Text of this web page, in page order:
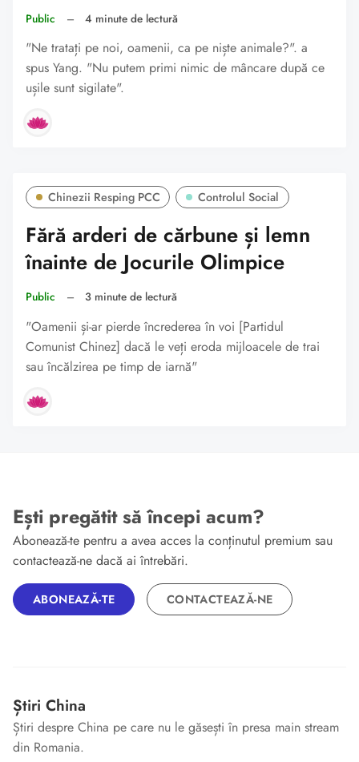
Public – 4 minute de lectură
"Ne tratați pe noi, oamenii, ca pe niște animale?". a
spus Yang. "Nu putem primi nimic de mâncare după ce
ușile sunt sigilate".
Chinezii Resping PCC Controlul Social
Fără arderi de cărbune și lemn
înainte de Jocurile Olimpice
Public – 3 minute de lectură
"Oamenii și-ar pierde încrederea în voi [Partidul
Comunist Chinez] dacă le veți eroda mijloacele de trai
sau încălzirea pe timp de iarnă"
Ești pregătit să începi acum?
Abonează-te pentru a avea acces la conținutul premium sau
contactează-ne dacă ai întrebări.
ABONEAZĂ-TE CONTACTEAZĂ-NE
Știri China
Știri despre China pe care nu le găsești în presa main stream
din Romania.